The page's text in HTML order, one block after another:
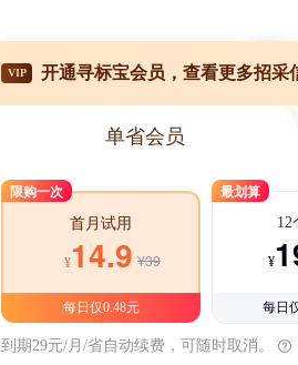
VIP 开通寻标宝会员，查看更多招采
单省会员
限购一次
首月试用
¥14.9 ¥39
每日仅0.48元
最划算
12
¥
每日
到期29元/月/省自动续费，可随时取消。